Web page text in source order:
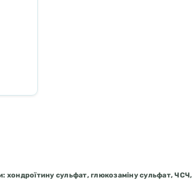
хондроїтину сульфат, глюкозаміну сульфат, ЧСЧ,